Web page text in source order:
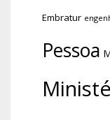
Embratur
Pessoa